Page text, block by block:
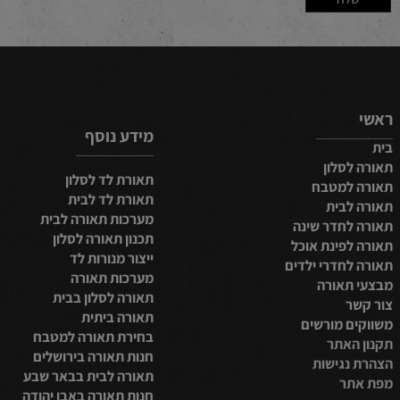
שינה
אוכל
ילדים
מידע נוסף
תאורת לד לסלון
תאורת לד לבית
מערכות תאורה לבית
תכנון תאורה לסלון
ייצור מנורות לד
מערכות תאורה
תאורה לסלון בבית